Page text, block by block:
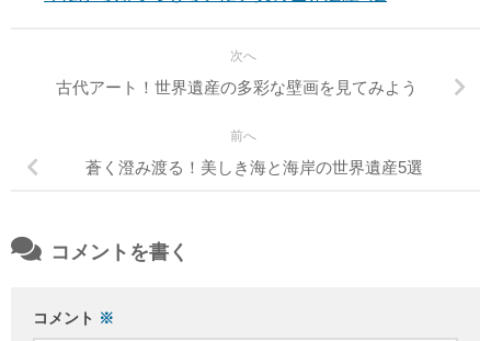
次へ
古代アート！世界遺産の多彩な壁画を見てみよう
前へ
蒼く澄み渡る！美しき海と海岸の世界遺産5選
コメントを書く
コメント ※